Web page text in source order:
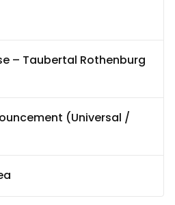
– Taubertal Rothenburg
(Universal /